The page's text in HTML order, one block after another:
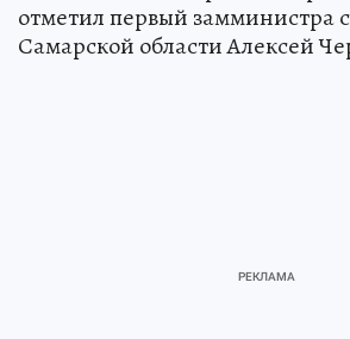
отметил первый замминистра
Самарской области Алексей